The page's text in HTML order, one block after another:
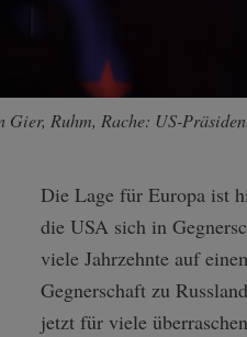
Gier, Ruhm, Rache: US-
Die Lage für Europa ist
die USA sich in
viele Jahrzehnte auf
Gegnerschaft zu
jetzt für viele